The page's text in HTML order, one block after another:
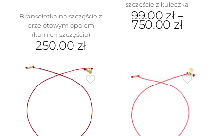
Bransoletka na szczęście z
przelotowym opalem
(kamień szczęścia)
250.00 zł
produkt
ma
wiele
wariantów.
szczęście z kuleczką
99.00 zł–
750.00 zł
wariantów.
Opcje
można
produktu